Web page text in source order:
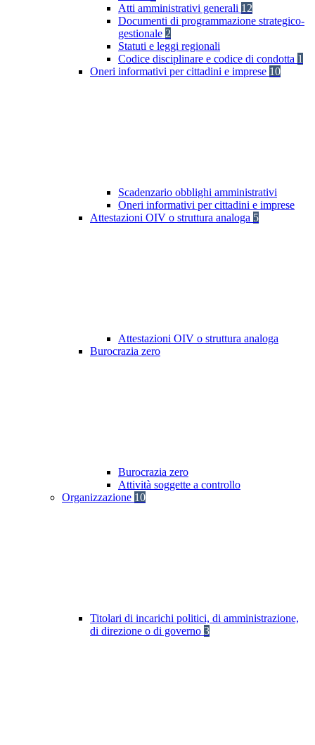
Atti amministrativi generali 12
Documenti di programmazione strategico-
gestionale 2
Statuti e leggi regionali
Codice disciplinare e codice di condotta 1
Oneri informativi per cittadini e imprese 10
Scadenzario obblighi amministrativi
Oneri informativi per cittadini e imprese
Attestazioni OIV o struttura analoga 5
Attestazioni OIV o struttura analoga
Burocrazia zero
Burocrazia zero
Attività soggette a controllo
Organizzazione 10
Titolari di incarichi politici, di amministrazione,
di direzione o di governo 3